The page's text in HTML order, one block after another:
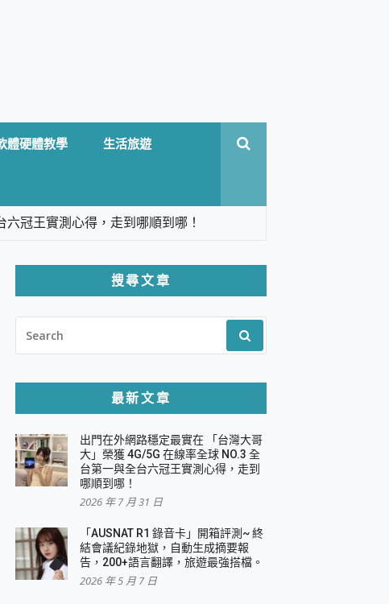
體硬體教學 生活旅遊
冠王實測心得，走到哪順到哪！
Solo 3 2.5K高畫質戶外攝影機 開箱 評
電 Copilot+ PC
測
一篇全看懂
機｜結合「 智慧投影 & 煥彩流動 」的沈浸
列 輕量無線電競滑鼠 開箱 評測
辦公、爽度滿滿的終極桌面體驗
牌
康大放送
動電源 開箱 評測
搜尋文章
FOR:
最新文章
出門在外網路穩定最實在 「台灣大哥
大」榮獲 4G/5G 在線率全球 NO.3 全
台第一與全台六冠王實測心得，走到
哪順到哪！
2026 年 7 月 31 日
「AUSNAT R1 錄音卡」開箱評測~ 終
結會議紀錄地獄，自動生成摘要報
告，200+語言翻譯，旅遊最強搭檔。
2026 年 5 月 7 日